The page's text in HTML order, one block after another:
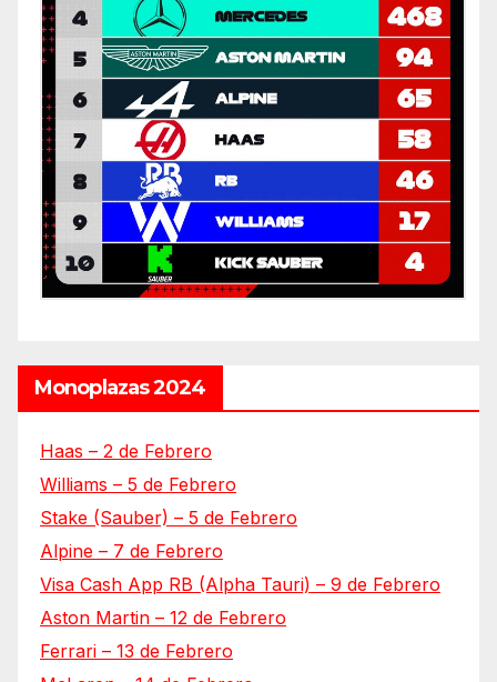
Monoplazas 2024
Haas – 2 de Febrero
Williams – 5 de Febrero
Stake (Sauber) – 5 de Febrero
Alpine – 7 de Febrero
Visa Cash App RB (Alpha Tauri) – 9 de Febrero
Aston Martin – 12 de Febrero
Ferrari – 13 de Febrero